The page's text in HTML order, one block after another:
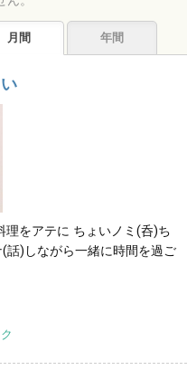
エイター その他
月間 年間
理をアテに ちょいノミ(呑)ち
話)しながら一緒に時間を過ご